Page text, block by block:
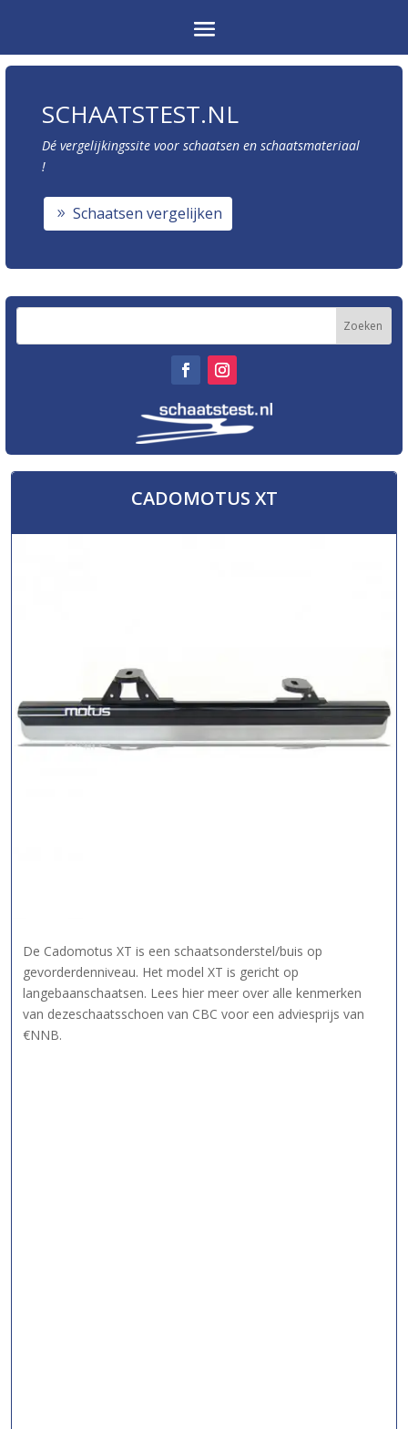
SCHAATSTEST.NL
Dé vergelijkingssite voor schaatsen en schaatsmateriaal
!
Schaatsen vergelijken
CADOMOTUS XT
De Cadomotus XT is een schaatsonderstel/buis op
gevorderdenniveau. Het model XT is gericht op
langebaanschaatsen. Lees hier meer over alle kenmerken
van dezeschaatsschoen van CBC voor een adviesprijs van
€NNB.